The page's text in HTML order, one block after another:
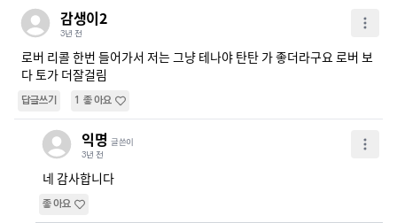
감생이2
3년 전
로버 리콜 한번 들어가서 저는 그냥 테나야 탄탄 가 좋더라구요 로버 보
다 토가 더잘걸림
답글쓰기 1 좋아요
익명 글쓴이
3년 전
네 감사합니다
좋아요